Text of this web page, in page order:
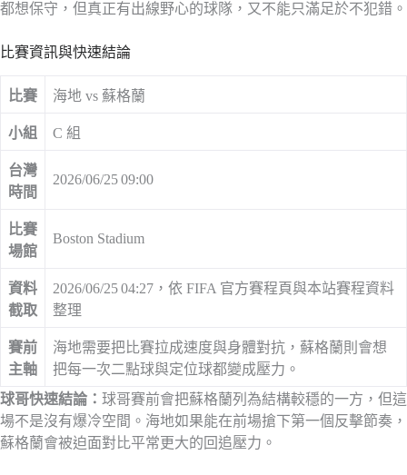
都想保守，但真正有出線野心的球隊，又不能只滿足於不犯錯。
比賽資訊與快速結論
比賽 海地 vs 蘇格蘭
小組 C 組
台灣
時間
2026/06/25 09:00
比賽
場館
Boston Stadium
資料
截取
2026/06/25 04:27，依 FIFA 官方賽程頁與本站賽程資料
整理
賽前
主軸
海地需要把比賽拉成速度與身體對抗，蘇格蘭則會想
把每一次二點球與定位球都變成壓力。
球哥快速結論： 球哥賽前會把蘇格蘭列為結構較穩的一方，但這
場不是沒有爆冷空間。海地如果能在前場搶下第一個反擊節奏，
蘇格蘭會被迫面對比平常更大的回追壓力。